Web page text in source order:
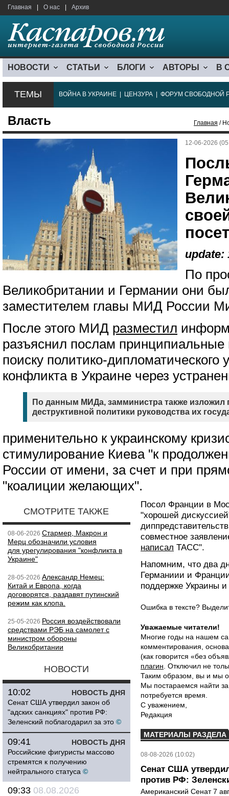
Главная О нас Архив
НОВОСТИ СТАТЬИ БЛОГИ АВТОРЫ В
ТЕМЫ ВОЙНА В УКРАИНЕ ЦЕНЗУРА ФОРУМ СВОБОДНОЙ
Власть Главная /
12-06-2026
update:
По
Великобритании и Германии они
заместителем главы МИД России
После этого МИД разместил
разъяснил послам
поиску политико-дипломатического
конфликта в Украине через
По данным МИДа, замминистра также изложил
деструктивной политики руководства их
применительно к украинскому
стимулирование Киева "к
России от имени, за счет и при
"коалиции желающих".
СМОТРИТЕ ТАКЖЕ
08-06-2026 Стармер, Макрон и
Мерц обозначили условия
для урегулирования "конфликта в
Украине"
28-05-2026 Александр Немец:
Китай и Европа, когда
договорятся, раздавят путинский
режим как клопа.
25-05-2026 Россия воздействовали
средствами РЭБ на самолет с
министром обороны
Великобритании
НОВОСТИ
НОВОСТЬ ДНЯ
10:02
Сенат США утвердил закон об
"адских санкциях" против РФ:
Зеленский поблагодарил за это ©
НОВОСТЬ ДНЯ
09:41
Российские фигуристы массово
стремятся к получению
нейтрального статуса ©
09:33 08.08.2026
Посол Франции в
"хорошей
совместное
написал ТАСС".
Напомним, что два
Германиии и
поддержке Украины
Ошибка в тексте?
Уважаемые читатели!
Многие годы на нашем
комментирования,
(как говорится «без
плагин . Отключил не
Таким образом, вы и мы
Мы постараемся найти
потребуется время.
С уважением,
Редакция
МАТЕРИАЛЫ РАЗДЕЛА
08-08-2026 (10:02)
Сенат США
против РФ:
Американский Сенат 7